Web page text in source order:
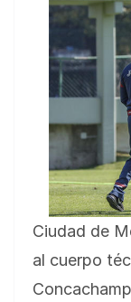
Ciudad de
al cuerpo